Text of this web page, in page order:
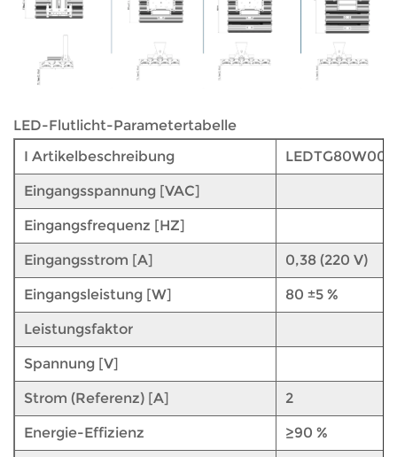
LED-Flutlicht-Parametertabelle
I Artikelbeschreibung
LEDTG80W007
Eingangsspannung [VAC]
Eingangsfrequenz [HZ]
Eingangsstrom [A] 0,38 (220 V)
Eingangsleistung [W] 80 ±5 %
Leistungsfaktor
Spannung [V]
Strom (Referenz) [A] 2
Energie-Effizienz ≥90 %